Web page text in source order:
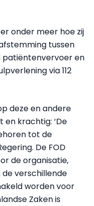
onder meer hoe zij
tussen
en
via 112
deze en andere
en krachtig: ‘De
tot de
De FOD
de organisatie,
verschillende
worden voor
Zaken is